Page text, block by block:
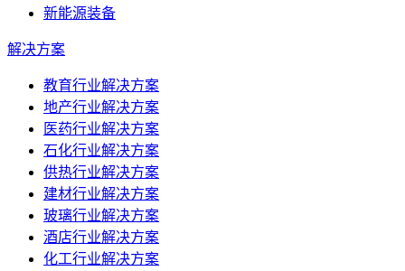
新能源装备
解决方案
教育行业解决方案
地产行业解决方案
医药行业解决方案
石化行业解决方案
供热行业解决方案
建材行业解决方案
玻璃行业解决方案
酒店行业解决方案
化工行业解决方案